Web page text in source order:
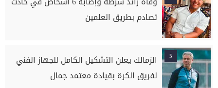
تصادم بطريق العلمين
5
الزمالك يعلن التشكيل الكامل للجهاز الفني
لفريق الكرة بقيادة معتمد جمال